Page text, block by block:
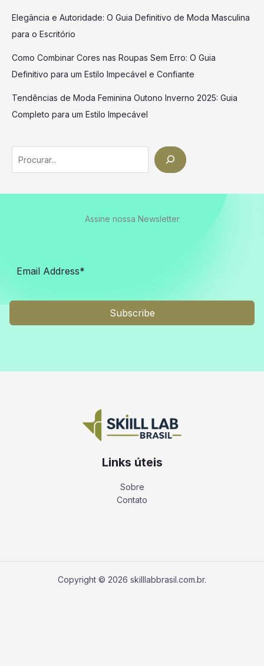
Elegância e Autoridade: O Guia Definitivo de Moda Masculina
para o Escritório
Como Combinar Cores nas Roupas Sem Erro: O Guia
Definitivo para um Estilo Impecável e Confiante
Tendências de Moda Feminina Outono Inverno 2025: Guia
Completo para um Estilo Impecável
Assine nossa Newsletter
Subscribe
Links úteis
Sobre
Contato
Copyright © 2026 skilllabbrasil.com.br.